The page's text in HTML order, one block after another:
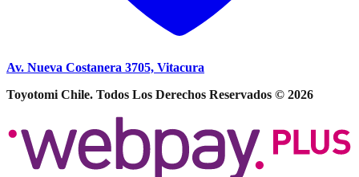
Av. Nueva Costanera 3705, Vitacura
Toyotomi Chile. Todos Los Derechos Reservados © 2026